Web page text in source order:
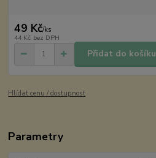
49 Kč/ks
44 Kč bez DPH
Přidat do košíku
Hlídat cenu / dostupnost
Parametry